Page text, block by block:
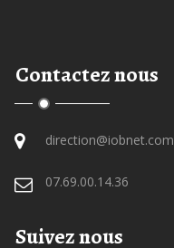
Contactez nous
direction@iobnet.com
07.69.00.14.36
Suivez nous